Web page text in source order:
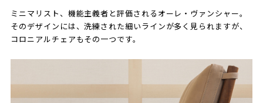
ミニマリスト、機能主義者と評価されるオーレ・ヴァンシャー。
そのデザインには、洗練された細いラインが多く見られますが、
コロニアルチェアもその一つです。